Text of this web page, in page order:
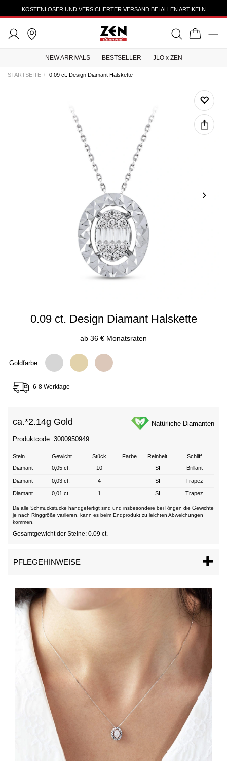
KOSTENLOSER UND VERSICHERTER VERSAND BEI ALLEN ARTIKELN
NEW ARRIVALS BESTSELLER JLO x ZEN
STARTSEITE 0.09 ct. Design Diamant Halskette
0.09 ct. Design Diamant Halskette
ab 36 € Monatsraten
Goldfarbe
6-8 Werktage
ca.*2.14g Gold Natürliche Diamanten
Produktcode: 3000950949
Stein Gewicht Stück Farbe Reinheit
Schliff
Diamant
0,05 ct. 10 SI Brillant
Diamant 0,03 ct. 4 SI Trapez
Diamant 0,01 ct. 1 SI Trapez
Da alle Schmuckstücke handgefertigt sind und insbesondere bei Ringen die Gewichte
je nach Ringgröße variieren, kann es beim Endprodukt zu leichten Abweichungen
kommen.
Gesamtgewicht der Steine: 0.09 ct.
PFLEGEHINWEISE